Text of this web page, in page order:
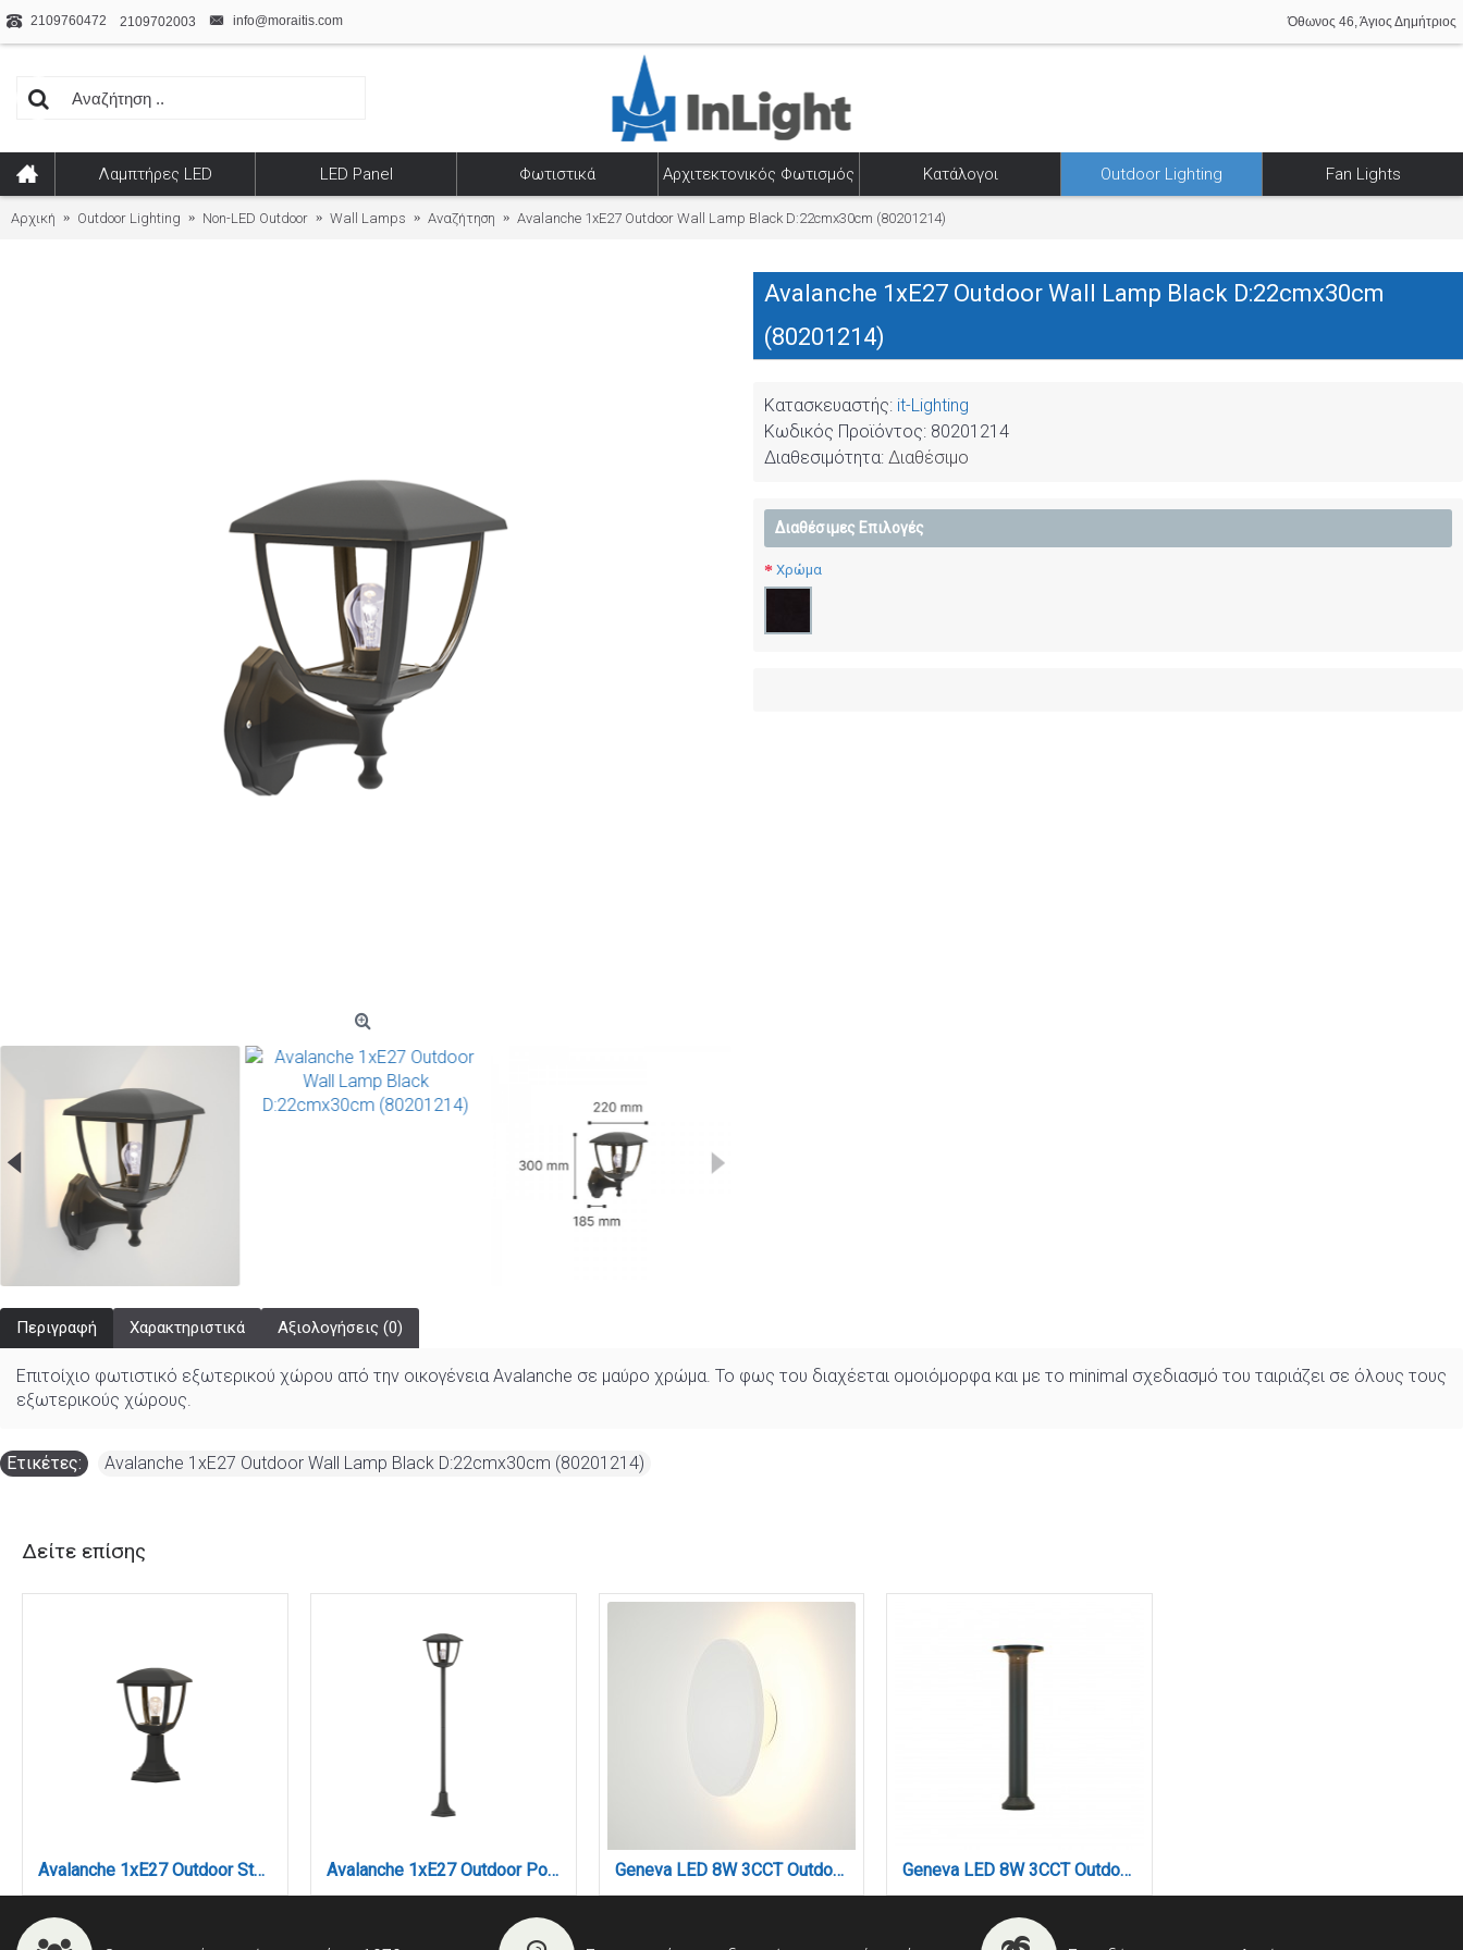
2109760472 2109702003 info@moraitis.com Όθωνος 46, Άγιος Δημήτριος
Λαμπτήρες LED LED Panel Φωτιστικά Αρχιτεκτονικός Φωτισμός Κατάλογοι Outdoor Lighting Fan Lights
Αρχική Outdoor Lighting Non-LED Outdoor Wall Lamps Αναζήτηση Avalanche 1xE27 Outdoor Wall Lamp Black D:22cmx30cm (80201214)
Avalanche 1xE27 Outdoor Wall Lamp Black D:22cmx30cm
(80201214)
Κατασκευαστής: it-Lighting
Κωδικός Προϊόντος: 80201214
Διαθεσιμότητα: Διαθέσιμο
Διαθέσιμες Επιλογές
Χρώμα
Περιγραφή Χαρακτηριστικά Αξιολογήσεις (0)
Επιτοίχιο φωτιστικό εξωτερικού χώρου από την οικογένεια Avalanche σε μαύρο χρώμα. Το φως του διαχέεται ομοιόμορφα και με το minimal σχεδιασμό του ταιριάζει σε όλους τους
εξωτερικούς χώρους.
Ετικέτες: Avalanche 1xE27 Outdoor Wall Lamp Black D:22cmx30cm (80201214)
Δείτε επίσης
Avalanche 1xE27 Outdoor Stand Light Black D:35.3cmx18.5cm (80400214) Avalanche 1xE27 Outdoor Pole Light Black D:120cmx18.5cm (80500114) Geneva LED 8W 3CCT Outdoor Wall Lamp White D:17cmx5.5cm (80201120) Geneva LED 8W 3CCT Outdoor Stand Light Black D:50cmx15.1cm (80400140)